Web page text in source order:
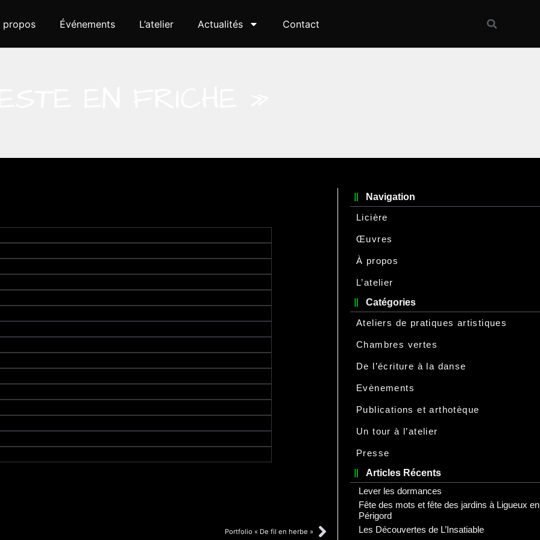
propos Événements L’atelier Actualités Contact
Portfolio « De fil en herbe »
Navigation
Licière
Œuvres
À propos
L’atelier
Catégories
Ateliers de pratiques artistiques
Chambres vertes
De l’écriture à la danse
Evènements
Publications et arthotèque
Un tour à l’atelier
Presse
Articles Récents
Lever les dormances
Fête des mots et fête des jardins à Ligueux en
Périgord
Les Découvertes de L’Insatiable